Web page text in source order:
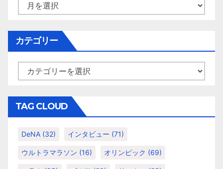
ー
イ
ブ
カテゴリー
テ
リ
ー
TAG CLOUD
DeNA (32) インタビュー (71)
ウルトラマラソン (16) オリンピック (69)